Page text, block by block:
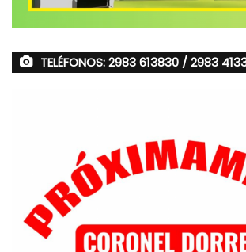
TELÉFONOS: 2983 613830 / 2983